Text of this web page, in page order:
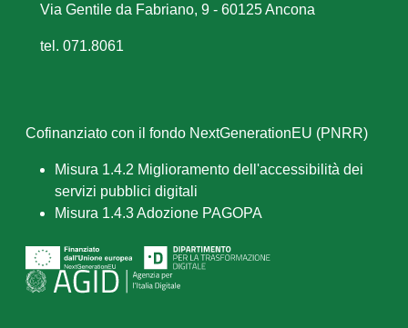
Via Gentile da Fabriano, 9 - 60125 Ancona
tel. 071.8061
Cofinanziato con il fondo NextGenerationEU (PNRR)
Misura 1.4.2 Miglioramento dell'accessibilità dei
servizi pubblici digitali
Misura 1.4.3 Adozione PAGOPA